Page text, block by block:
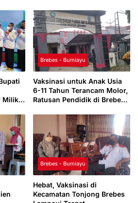
Milik
Brebes - Bumiayu
Vaksinasi untuk Anak Usia
6-11 Tahun Terancam Molor,
Ratusan Pendidik di Brebes
Brebes - Bumiayu
Hebat, Vaksinasi di
Kecamatan Tonjong Brebes